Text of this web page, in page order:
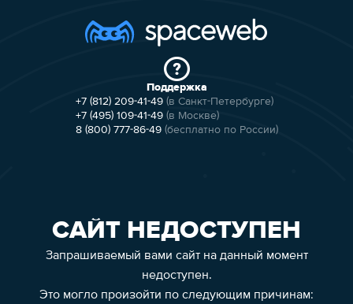
Поддержка
+7 (812) 209-41-49 (в Санкт-Петербурге)
+7 (495) 109-41-49 (в Москве)
8 (800) 777-86-49 (бесплатно по России)
САЙТ НЕДОСТУПЕН
Запрашиваемый вами сайт на данный момент
недоступен.
Это могло произойти по следующим причинам: